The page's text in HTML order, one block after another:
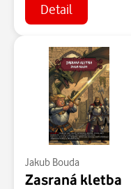
Detail
Jakub Bouda
Zasraná kletba